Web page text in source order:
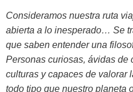
Consideramos nuestra ruta
abierta a lo inesperado… Se
que saben entender una
Personas curiosas, ávidas de
culturas y capaces de valorar
todo tipo que nuestro planeta